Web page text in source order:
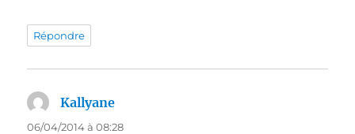
Répondre
Kallyane
06/04/2014 à 08:28